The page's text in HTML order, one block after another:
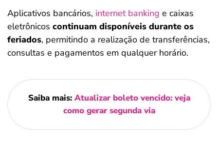
Aplicativos bancários, internet banking e caixas
eletrônicos continuam disponíveis durante os
feriados, permitindo a realização de transferências,
consultas e pagamentos em qualquer horário.
Saiba mais: Atualizar boleto vencido: veja
como gerar segunda via